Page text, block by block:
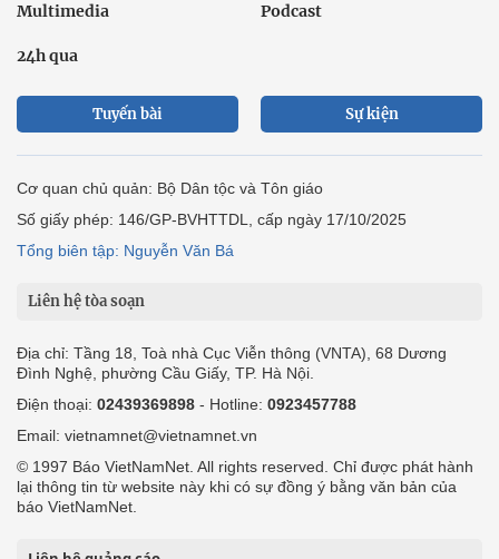
Multimedia Podcast
24h qua
Tuyến bài Sự kiện
Cơ quan chủ quản: Bộ Dân tộc và Tôn giáo
Số giấy phép: 146/GP-BVHTTDL, cấp ngày 17/10/2025
Tổng biên tập: Nguyễn Văn Bá
Liên hệ tòa soạn
Địa chỉ: Tầng 18, Toà nhà Cục Viễn thông (VNTA), 68 Dương
Đình Nghệ, phường Cầu Giấy, TP. Hà Nội.
Điện thoại: 02439369898 - Hotline: 0923457788
Email: vietnamnet@vietnamnet.vn
© 1997 Báo VietNamNet. All rights reserved. Chỉ được phát hành
lại thông tin từ website này khi có sự đồng ý bằng văn bản của
báo VietNamNet.